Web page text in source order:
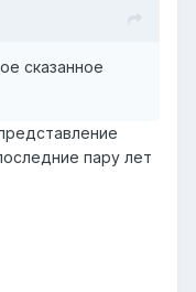
сказанное
пару лет